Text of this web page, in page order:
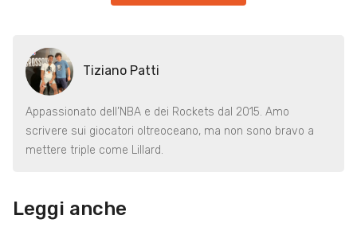
Tiziano Patti
Appassionato dell’NBA e dei Rockets dal 2015. Amo
scrivere sui giocatori oltreoceano, ma non sono bravo a
mettere triple come Lillard.
Leggi anche